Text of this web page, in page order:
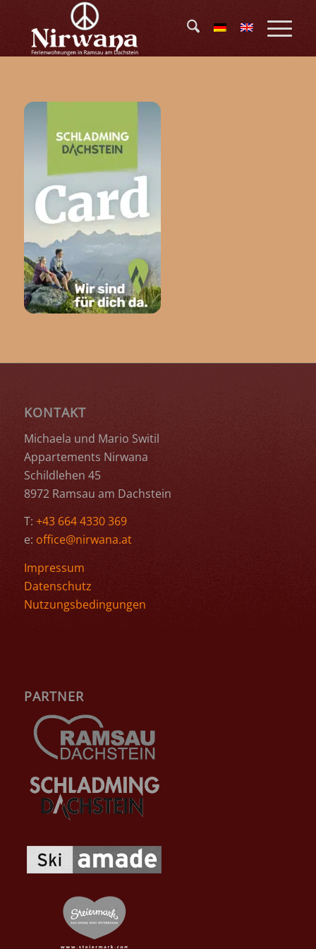
KONTAKT
Michaela und Mario Switil
Appartements Nirwana
Schildlehen 45
8972 Ramsau am Dachstein
T: +43 664 4330 369
e: office@nirwana.at
Impressum
Datenschutz
Nutzungsbedingungen
PARTNER